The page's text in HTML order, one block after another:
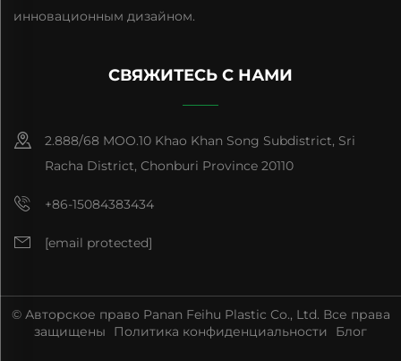
инновационным дизайном.
СВЯЖИТЕСЬ С НАМИ
2.888/68 MOO.10 Khao Khan Song Subdistrict, Sri
Racha District, Chonburi Province 20110
+86-15084383434
[email protected]
© Авторское право Panan Feihu Plastic Co., Ltd. Все права
защищены
Политика конфиденциальности Блог